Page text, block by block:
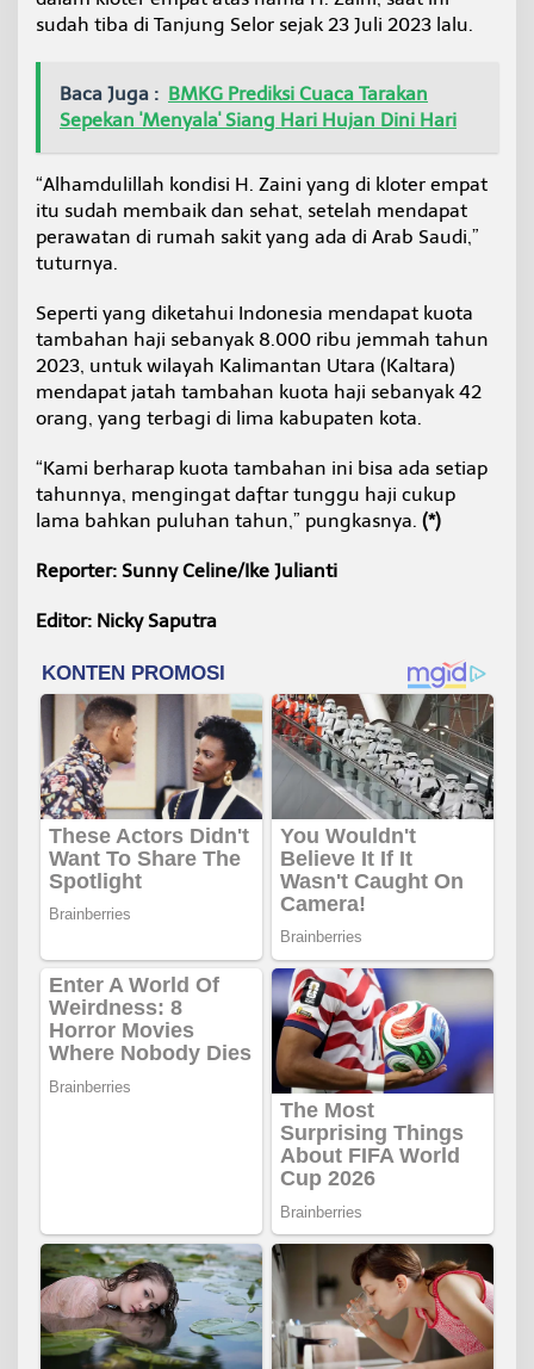
sudah tiba di Tanjung Selor sejak 23 Juli 2023 lalu.
Baca Juga : BMKG Prediksi Cuaca Tarakan
Sepekan 'Menyala' Siang Hari Hujan Dini Hari
“Alhamdulillah kondisi H. Zaini yang di kloter empat
itu sudah membaik dan sehat, setelah mendapat
perawatan di rumah sakit yang ada di Arab Saudi,”
tuturnya.
Seperti yang diketahui Indonesia mendapat kuota
tambahan haji sebanyak 8.000 ribu jemmah tahun
2023, untuk wilayah Kalimantan Utara (Kaltara)
mendapat jatah tambahan kuota haji sebanyak 42
orang, yang terbagi di lima kabupaten kota.
“Kami berharap kuota tambahan ini bisa ada setiap
tahunnya, mengingat daftar tunggu haji cukup
lama bahkan puluhan tahun,” pungkasnya. (*)
Reporter: Sunny Celine/Ike Julianti
Editor: Nicky Saputra